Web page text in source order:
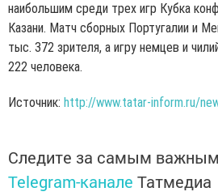
наибольшим среди трех игр Кубка
Казани. Матч сборных Португалии и
тыс. 372 зрителя, а игру немцев и
222 человека.
Источник: http://www.tatar-inform.ru/
Следите за самым
Telegram-канале Татмедиа